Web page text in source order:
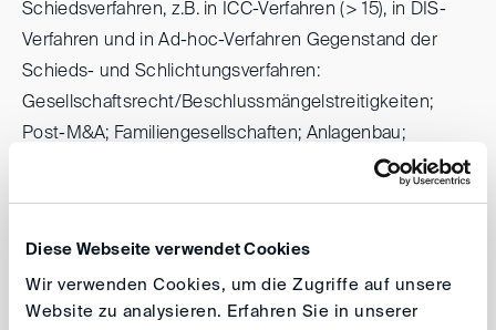
Diese Webseite verwendet Cookies
Wir verwenden Cookies, um die Zugriffe auf unsere
Website zu analysieren. Erfahren Sie in unserer
Schiedsverfahren, z.B. in ICC-Verfahren (> 15), in DIS-
Verfahren und in Ad-hoc-Verfahren Gegenstand der
Schieds- und Schlichtungsverfahren:
Gesellschaftsrecht/Beschlussmängelstreitigkeiten;
Post-M&A; Familiengesellschaften; Anlagenbau;
Produkthaftung; Telekommunikationsrecht;
Medienrecht; Sportrecht